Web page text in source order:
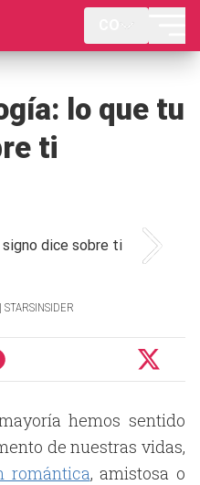
lo que tu
ti
hemos sentido
de nuestras vidas,
romántica, amistosa o